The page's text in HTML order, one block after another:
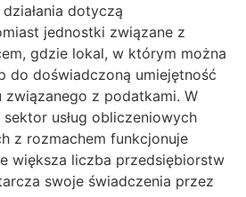
dotyczą
jednostki związane z
gdzie lokal, w którym można
do doświadczoną umiejętność
związanego z podatkami. W
usług obliczeniowych
z rozmachem funkcjonuje
większa liczba przedsiębiorstw
swoje świadczenia przez